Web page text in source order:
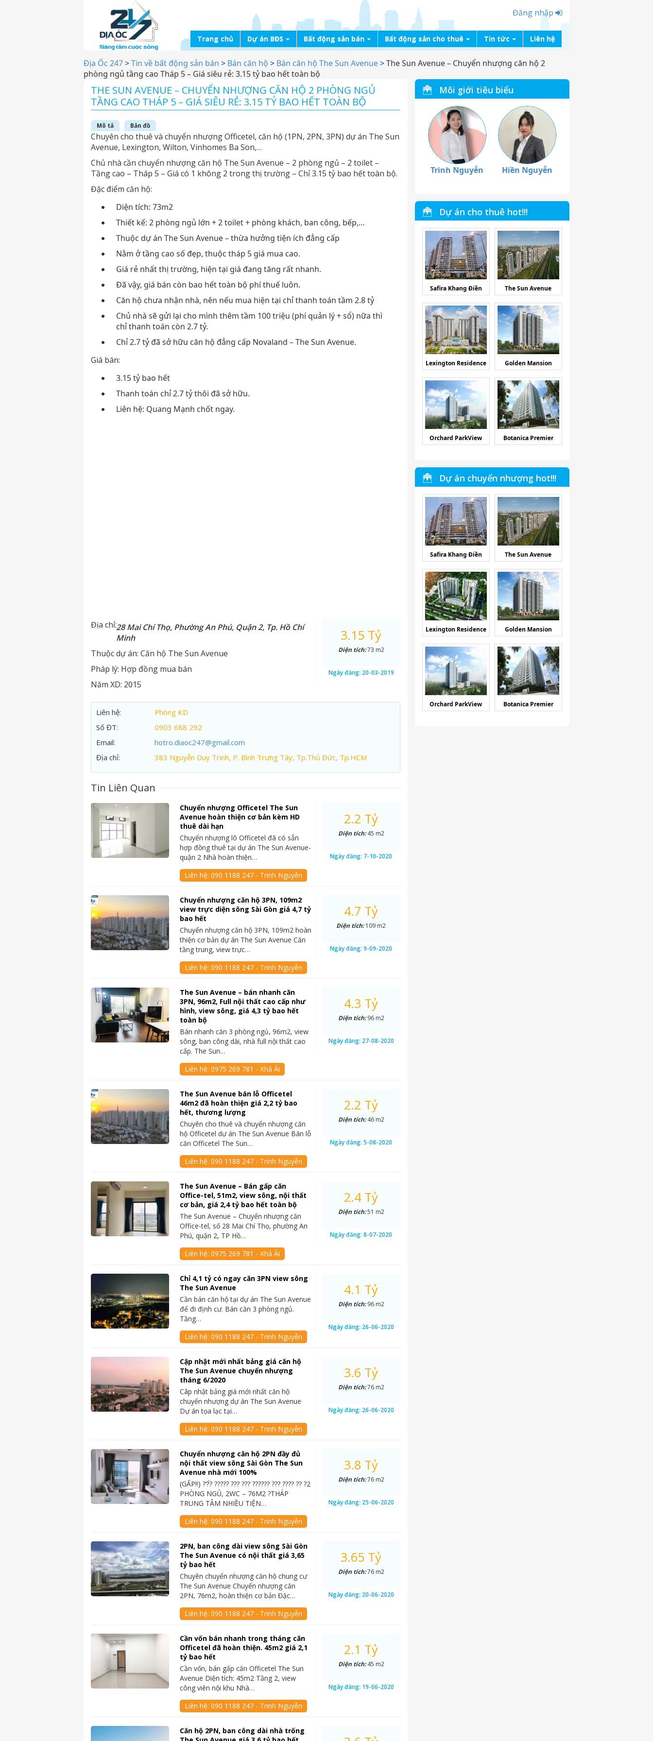
Đăng nhập
Trang chủ Dự án BĐS Bất động sản bán Bất động sản cho thuê Tin tức Liên hệ
Địa Ốc 247>Tin về bất động sản bán > Bán căn hộ > Bán căn hộ The Sun Avenue>The Sun Avenue – Chuyển nhượng căn hộ 2
phòng ngủ tầng cao Tháp 5 – Giá siêu rẻ: 3.15 tỷ bao hết toàn bộ
THE SUN AVENUE – CHUYỂN NHƯỢNG CĂN HỘ 2 PHÒNG NGỦ
TẦNG CAO THÁP 5 – GIÁ SIÊU RẺ: 3.15 TỶ BAO HẾT TOÀN BỘ
Mô tả Bản đồ
Chuyên cho thuê và chuyển nhượng Officetel, căn hộ (1PN, 2PN, 3PN) dự án The Sun
Avenue, Lexington, Wilton, Vinhomes Ba Son,…
Chủ nhà cần chuyển nhượng căn hộ The Sun Avenue – 2 phòng ngủ – 2 toilet –
Tầng cao – Tháp 5 – Giá có 1 không 2 trong thị trường – Chỉ 3.15 tỷ bao hết toàn bộ.
Đặc điểm căn hộ:
Diện tích: 73m2
Thiết kế: 2 phòng ngủ lớn + 2 toilet + phòng khách, ban công, bếp,…
Thuộc dự án The Sun Avenue – thừa hưởng tiện ích đẳng cấp
Nằm ở tầng cao số đẹp, thuộc tháp 5 giá mua cao.
Giá rẻ nhất thị trường, hiện tại giá đang tăng rất nhanh.
Đã vậy, giá bán còn bao hết toàn bộ phí thuế luôn.
Căn hộ chưa nhận nhà, nên nếu mua hiện tại chỉ thanh toán tầm 2.8 tỷ
Chủ nhà sẽ gửi lại cho mình thêm tầm 100 triệu (phí quản lý + sổ) nữa thì
chỉ thanh toán còn 2.7 tỷ.
Chỉ 2.7 tỷ đã sở hữu căn hộ đẳng cấp Novaland – The Sun Avenue.
Giá bán:
3.15 tỷ bao hết
Thanh toán chỉ 2.7 tỷ thôi đã sở hữu.
Liên hệ: Quang Mạnh chốt ngay.
Địa chỉ:28 Mai Chí Thọ, Phường An Phú, Quận 2, Tp. Hồ Chí
Minh
Thuộc dự án: Căn hộ The Sun Avenue
Pháp lý: Hợp đồng mua bán
Năm XD: 2015
3.15 Tỷ
Diện tích:73 m2
Ngày đăng: 20-03-2019
Liên hệ:
Phòng KD
Số ĐT:
0903 688 292
Email:
hotro.diaoc247@gmail.com
Địa chỉ:
383 Nguyễn Duy Trinh, P. Bình Trưng Tây, Tp.Thủ Đức, Tp.HCM
Tin Liên Quan
Chuyển nhượng Officetel The Sun
Avenue hoàn thiện cơ bản kèm HD
thuê dài hạn
Chuyển nhượng lô Officetel đã có sẵn
hợp đồng thuê tại dự án The Sun Avenue-
quận 2 Nhà hoàn thiện…
Liên hệ:090 1188 247 - Trinh Nguyễn
2.2 Tỷ
Diện tích:45 m2
Ngày đăng: 7-10-2020
Chuyển nhượng căn hộ 3PN, 109m2
view trực diện sông Sài Gòn giá 4,7 tỷ
bao hết
Chuyển nhượng căn hộ 3PN, 109m2 hoàn
thiện cơ bản dự án The Sun Avenue Căn
tầng trung, view trực…
Liên hệ:090 1188 247 - Trinh Nguyễn
4.7 Tỷ
Diện tích:109 m2
Ngày đăng:9-09-2020
The Sun Avenue – bán nhanh căn
3PN, 96m2, Full nội thất cao cấp như
hình, view sông, giá 4,3 tỷ bao hết
toàn bộ
Bán nhanh căn 3 phòng ngủ, 96m2, view
sông, ban công dài, nhà full nội thất cao
cấp. The Sun…
Liên hệ:0975 269 781 - Khả Ái
4.3 Tỷ
Diện tích:96 m2
Ngày đăng: 27-08-2020
The Sun Avenue bán lỗ Officetel
46m2 đã hoàn thiện giá 2,2 tỷ bao
hết, thương lượng
Chuyên cho thuê và chuyển nhượng căn
hộ Officetel dự án The Sun Avenue Bán lỗ
căn Officetel The Sun…
Liên hệ:090 1188 247 - Trinh Nguyễn
2.2 Tỷ
Diện tích:46 m2
Ngày đăng:5-08-2020
The Sun Avenue – Bán gấp căn
Office-tel, 51m2, view sông, nội thất
cơ bản, giá 2,4 tỷ bao hết toàn bộ
The Sun Avenue – Chuyển nhượng căn
Office-tel, số 28 Mai Chí Thọ, phường An
Phú, quận 2, TP Hồ…
Liên hệ:0975 269 781 - Khả Ái
2.4 Tỷ
Diện tích:51 m2
Ngày đăng:8-07-2020
Chỉ 4,1 tỷ có ngay căn 3PN view sông
The Sun Avenue
Cần bán căn hộ tại dự án The Sun Avenue
để đi định cư. Bán căn 3 phòng ngủ.
Tầng…
Liên hệ:090 1188 247 - Trinh Nguyễn
4.1 Tỷ
Diện tích:96 m2
Ngày đăng: 26-06-2020
Cập nhật mới nhất bảng giá căn hộ
The Sun Avenue chuyển nhượng
tháng 6/2020
Câp nhật bảng giá mới nhất căn hộ
chuyển nhượng dự án The Sun Avenue
Dự án tọa lạc tại…
Liên hệ:090 1188 247 - Trinh Nguyễn
3.6 Tỷ
Diện tích:76 m2
Ngày đăng: 26-06-2020
Chuyển nhượng căn hộ 2PN đầy đủ
nội thất view sông Sài Gòn The Sun
Avenue nhà mới 100%
(GẤP‼️) ??́? ????? ??? ??? ?????? ??? ???? ?? ?2
PHÒNG NGỦ, 2WC – 76M2 ?THÁP
TRUNG TÂM NHIỀU TIỆN…
Liên hệ:090 1188 247 - Trinh Nguyễn
3.8 Tỷ
Diện tích:76 m2
Ngày đăng: 25-06-2020
2PN, ban công dài view sông Sài Gòn
The Sun Avenue có nội thất giá 3,65
tỷ bao hết
Chuyên chuyển nhượng căn hộ chung cư
The Sun Avenue Chuyển nhượng căn
2PN, 76m2, hoàn thiện cơ bản Đặc…
Liên hệ:090 1188 247 - Trinh Nguyễn
3.65 Tỷ
Diện tích:76 m2
Ngày đăng: 20-06-2020
Cần vốn bán nhanh trong tháng căn
Officetel đã hoàn thiện. 45m2 giá 2,1
tỷ bao hết
Cần vốn, bán gấp căn Officetel The Sun
Avenue Diện tích: 45m2 Tầng 2, view
công viên nội khu Nhà…
Liên hệ:090 1188 247 - Trinh Nguyễn
2.1 Tỷ
Diện tích:45 m2
Ngày đăng: 19-06-2020
Căn hộ 2PN, ban công dài nhà trống
Môi giới tiêu biểu
Trinh Nguyễn Hiền Nguyễn
Dự án cho thuê hot!!!
Safira Khang Điền The Sun Avenue
Lexington Residence Golden Mansion
Orchard ParkView Botanica Premier
Dự án chuyển nhượng hot!!!
Safira Khang Điền The Sun Avenue
Lexington Residence Golden Mansion
Orchard ParkView Botanica Premier